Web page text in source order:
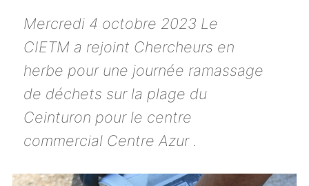
Mercredi 4 octobre 2023 Le
CIETM a rejoint Chercheurs en
herbe pour une journée ramassage
de déchets sur la plage du
Ceinturon pour le centre
commercial Centre Azur .